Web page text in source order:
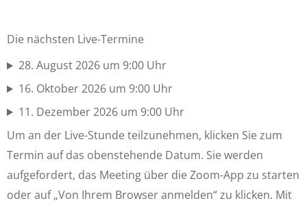
Die nächsten Live-Termine
28. August 2026 um 9:00 Uhr
16. Oktober 2026 um 9:00 Uhr
11. Dezember 2026 um 9:00 Uhr
Um an der Live-Stunde teilzunehmen, klicken Sie zum
Termin auf das obenstehende Datum. Sie werden
aufgefordert, das Meeting über die Zoom-App zu starten
oder auf „Von Ihrem Browser anmelden“ zu klicken. Mit